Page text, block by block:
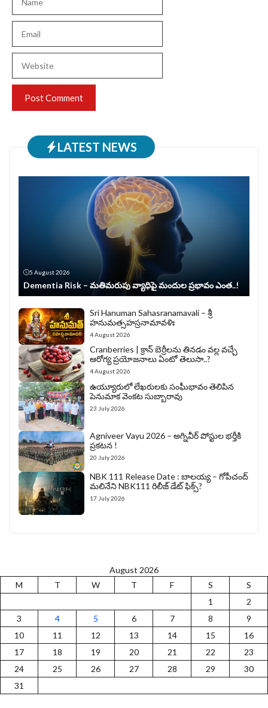
LATEST NEWS
5 August 2026
Dementia Risk – మతిమరుపు వ్యాధిపై మందుల ప్రభావం ఎంత..!
Sri Hanuman Sahasranamavali – శ్రీ
హనుమత్సహస్రనామావళిః
4 August 2026
Cranberries | క్రాన్ బెర్రీల‌ను తిన‌డం వ‌ల్ల వచ్చే
ఆరోగ్య ప్రయోజనాలు ఏంటో తెలుసా..?
4 August 2026
ఉయ్యూరులో లేఖరులకు సంఘీభావం తెలిపిన
పెనుమాక వెంకట సుబ్బారావు
23 July 2026
Agniveer Vayu 2026 – అగ్నివీర్‌ పోస్టుల భర్తీకి
ప్రకటన !
20 July 2026
NBK 111 Release Date : బాలయ్య – గోపీచంద్
మలినేని NBK111 రిలీజ్ డేట్ ఫిక్స్?
17 July 2026
August 2026
M
T W T F S
S
1
2
3
4 5 6 7 8
9
10
11 12 13 14 15
16
17
18 19 20 21 22
23
24
25 26 27 28 29
30
31